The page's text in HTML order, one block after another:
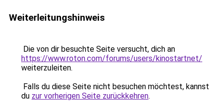
Weiterleitungshinweis
Die von dir besuchte Seite versucht, dich an
https://www.roton.com/forums/users/kinostartnet/
weiterzuleiten.
Falls du diese Seite nicht besuchen möchtest, kannst
du zur vorherigen Seite zurückkehren.